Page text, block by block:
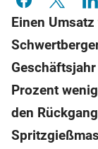
Einen
Prozent
den